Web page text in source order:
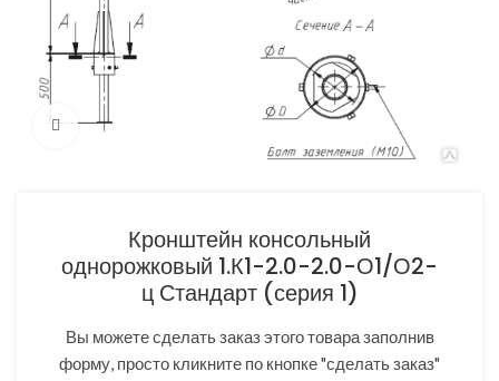
Нажмите, чтобы увеличить
Кронштейн консольный
однорожковый 1.К1-2.0-2.0-О1/О2-
ц Стандарт (серия 1)
Вы можете сделать заказ этого товара заполнив
форму, просто кликните по кнопке "сделать заказ"